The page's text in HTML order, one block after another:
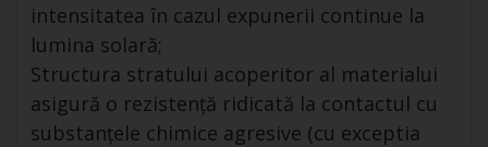
intensitatea în cazul expunerii continue la
lumina solară;
Structura stratului acoperitor al materialui
asigură o rezistență ridicată la contactul cu
substanțele chimice agresive (cu exceptia